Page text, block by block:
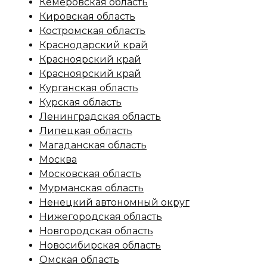
Кировская область
Костромская область
Краснодарский край
Красноярский край
Красноярский край
Курганская область
Курская область
Ленинградская область
Липецкая область
Магаданская область
Москва
Московская область
Мурманская область
Ненецкий автономный округ
Нижегородская область
Новгородская область
Новосибирская область
Омская область